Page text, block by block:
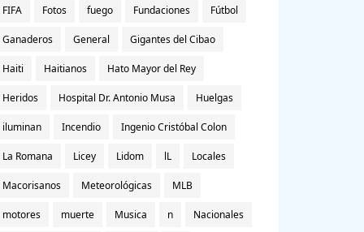
FIFA Fotos fuego Fundaciones Fútbol
Ganaderos General Gigantes del Cibao
Haiti Haitianos Hato Mayor del Rey
Heridos Hospital Dr. Antonio Musa Huelgas
iluminan Incendio Ingenio Cristóbal Colon
La Romana Licey Lidom lL Locales
Macorisanos Meteorológicas MLB
motores muerte Musica n Nacionales